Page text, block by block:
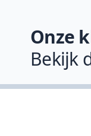
Onze
Bekijk